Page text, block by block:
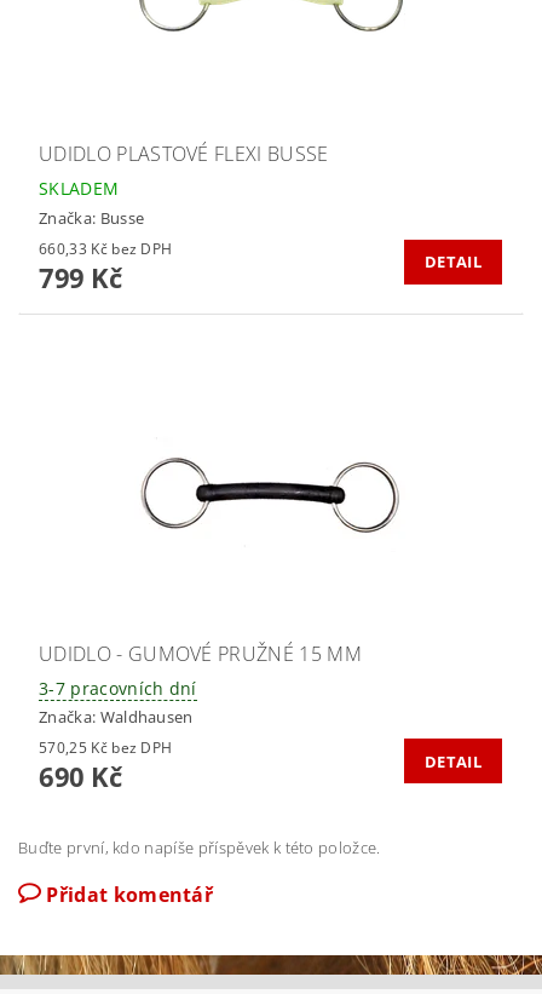
UDIDLO PLASTOVÉ FLEXI BUSSE
SKLADEM
Značka: Busse
660,33 Kč bez DPH
799 Kč DETAIL
UDIDLO - GUMOVÉ PRUŽNÉ 15 MM
3-7 pracovních dní
Značka: Waldhausen
570,25 Kč bez DPH
690 Kč DETAIL
Buďte první, kdo napíše příspěvek k této položce.
Přidat komentář